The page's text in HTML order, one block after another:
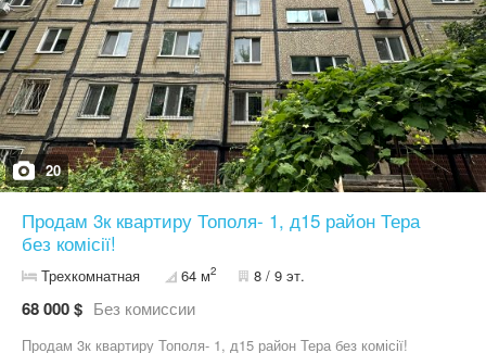
20
Продам 3к квартиру Тополя- 1, д15 район Тера
без комісії!
Трехкомнатная 64 м2 8 / 9 эт.
68 000 $ Без комиссии
Продам 3к квартиру Тополя- 1, д15 район Тера без комісії!